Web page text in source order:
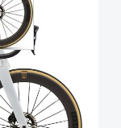
Ace